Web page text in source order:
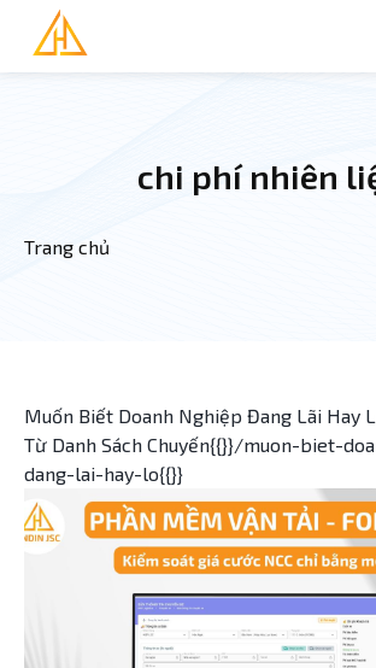
Nhảy đến nội dung
chi phí nhiên
Bạn đang ở đây
Trang chủ
Muốn Biết Doanh Nghiệp Đang Lãi Hay
Từ Danh Sách Chuyến{{}}/muon-biet-
dang-lai-hay-lo{{}}